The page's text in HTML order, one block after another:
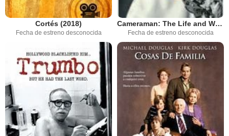
Cortés (2018)
Fecha de estreno desconocida
Cameraman: The Life and Work of Jack Cardiff
Fecha de estreno desconocida